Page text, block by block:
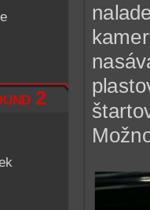
2